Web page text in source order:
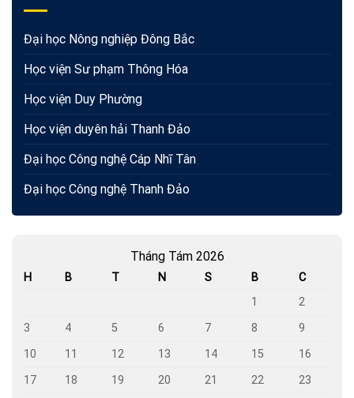
Đại học Nông nghiệp Đông Bắc
Học viện Sư phạm Thông Hóa
Học viện Duy Phường
Học viện duyên hải Thanh Đảo
Đại học Công nghệ Cáp Nhĩ Tân
Đại học Công nghệ Thanh Đảo
Tháng Tám 2026
H B T N S B
C
1
2
3
4 5 6 7 8
9
10
11 12 13 14 15
16
17
18 19 20 21 22
23